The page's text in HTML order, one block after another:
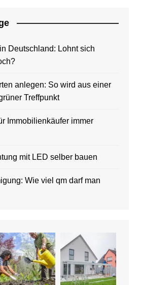
Deutschland: Lohnt sich
anlegen: So wird aus einer
Treffpunkt
Immobilienkäufer immer
mit LED selber bauen
Wie viel qm darf man